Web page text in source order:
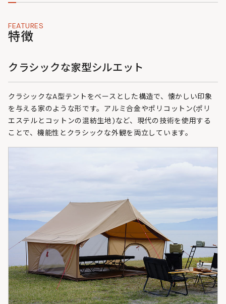
FEATURES
特徴
クラシックな家型シルエット
クラシックなA型テントをベースとした構造で、懐かしい印象
を与える家のような形です。アルミ合金やポリコットン(ポリ
エステルとコットンの混紡生地)など、現代の技術を使用する
ことで、機能性とクラシックな外観を両立しています。